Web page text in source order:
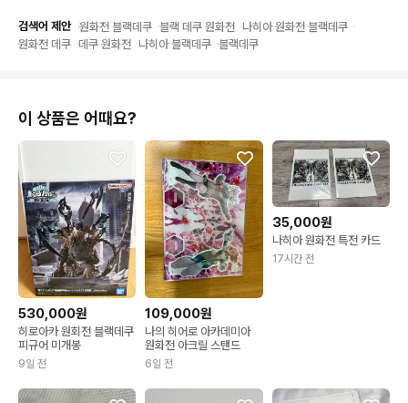
검색어 제안 원화전 블랙데쿠 블랙 데쿠 원화전 나히아 원화전 블랙데쿠
원화전 데쿠 데쿠 원화전 나히아 블랙데쿠 블랙데쿠
이 상품은 어때요?
530,000원
히로아카 원회전 블랙데쿠
피규어 미개봉
9일 전
109,000원
나의 히어로 아카데미아
원화전 아크릴 스탠드
6일 전
35,000원
나히아 원화전 특전 카드
17시간 전